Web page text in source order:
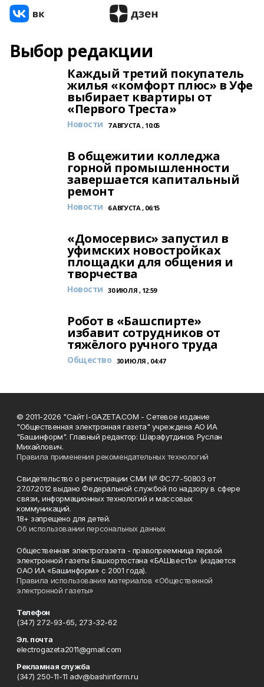
Выбор редакции
Каждый третий покупатель
жилья «комфорт плюс» в Уфе
выбирает квартиры от
«Первого Треста»
Новости 7 АВГУСТА , 10:05
В общежитии колледжа
горной промышленности
завершается капитальный
ремонт
Новости 6 АВГУСТА , 06:15
«Домосервис» запустил в
уфимских новостройках
площадки для общения и
творчества
Новости 30 ИЮЛЯ , 12:59
Робот в «Башспирте»
избавит сотрудников от
тяжёлого ручного труда
Общество 30 ИЮЛЯ , 04:47
© 2011-2026 "Сайт I-GAZETA.COM - Сетевое издание
"Общественная электронная газета" учреждена АО ИА
"Башинформ". Главный редактор: Шарафутдинов Руслан
Михайлович.
Правила применения рекомендательных технологий
Свидетельство о регистрации СМИ № ФС77-50803 от
27.07.2012 выдано Федеральной службой по надзору в сфере
связи, информационных технологий и массовых
коммуникаций.
18+ запрещено для детей.
Об использовании персональных данных
Общественная электрогазета - правопреемница первой
электронной газеты Башкортостана «БАШвестЪ» (издается
ОАО ИА «Башинформ» с 2001 года).
Правила использования материалов «Общественной
электронной газеты»
Телефон
(347) 272-93-65, 273-32-62
Эл. почта
electrogazeta2011@gmail.com
Рекламная служба
(347) 250-11-11 adv@bashinform.ru